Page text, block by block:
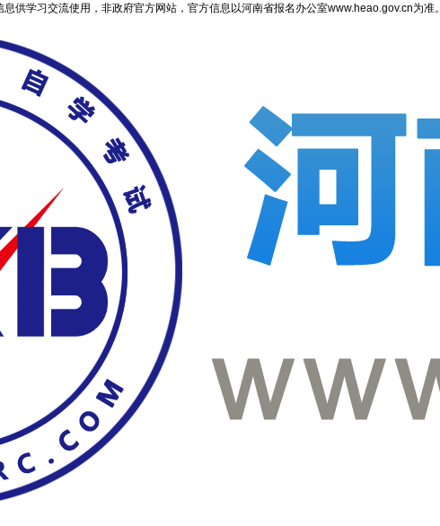
供学习交流使用，非政府官方网站，官方信息以河南省报名办公室www.heao.gov.cn为准。